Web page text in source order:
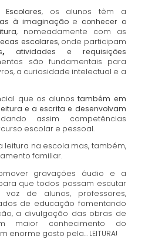
Escolares, os alunos têm a
à imaginaçãoe conhecer o
, nomeadamente com as
escolares, onde participam
, atividades e requisições
são fundamentais para
a curiosidade intelectual e a
que os alunostambém em
e a escrita e desenvolvam
assim competências
escolar e pessoal.
leitura na escola mas, também,
familiar.
gravações áudio e a
que todos possam escutar
de alunos, professores,
de educação fomentando
a divulgação das obras de
maior conhecimento do
enorme gosto pela… LEITURA!